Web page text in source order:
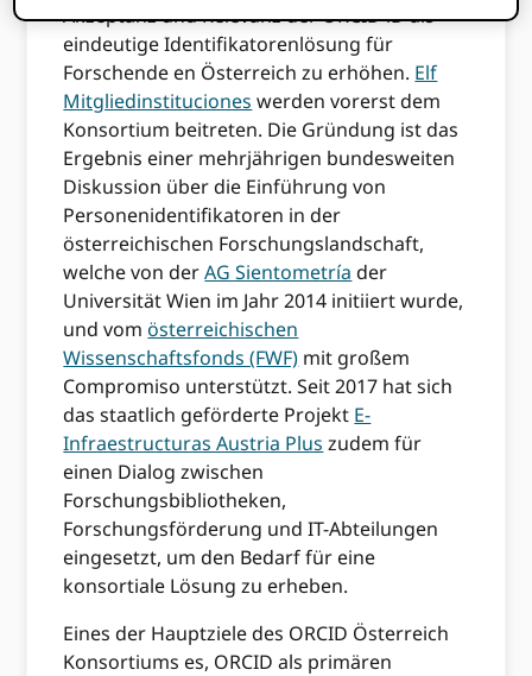
Akzeptanz und Relevanz der ORCID iD als
eindeutige Identifikatorenlösung für
Forschende en Österreich zu erhöhen. Elf
Mitgliedinstituciones werden vorerst dem
Konsortium beitreten. Die Gründung ist das
Ergebnis einer mehrjährigen bundesweiten
Diskussion über die Einführung von
Personenidentifikatoren in der
österreichischen Forschungslandschaft,
welche von derAG Sientometría der
Universität Wien im Jahr 2014 initiiert wurde,
und vomösterreichischen
Wissenschaftsfonds (FWF) mit großem
Compromiso unterstützt. Seit 2017 hat sich
das staatlich geförderte Projekt E-
Infraestructuras Austria Plus zudem für
einen Dialog zwischen
Forschungsbibliotheken,
Forschungsförderung und IT-Abteilungen
eingesetzt, um den Bedarf für eine
konsortiale Lösung zu erheben.
Eines der Hauptziele des ORCID Österreich
Konsortiums es, ORCID als primären